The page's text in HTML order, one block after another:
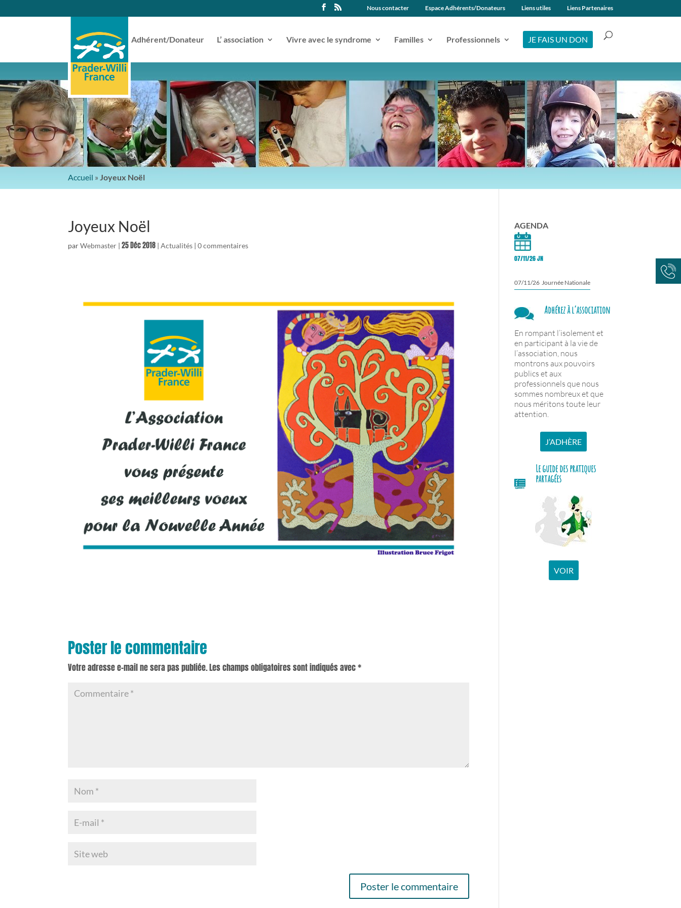
Nous contacter Espace Adhérents/Donateurs Liens utiles Liens Partenaires
Adhérent/Donateur L’ association Vivre avec le syndrome Familles Professionnels JE FAIS UN DON
Accueil » Joyeux Noël
Joyeux Noël
parWebmaster |25 Déc 2018 |Actualités |0 commentaires
Poster le commentaire
Votre adresse e-mail ne sera pas publiée.Les champs obligatoires sont indiqués avec*
AGENDA
07/11/26 JN
07/11/26 Journée Nationale
Adhérez à l’association
En rompant l’isolement et
en participant à la vie de
l’association, nous
montrons aux pouvoirs
publics et aux
professionnels que nous
sommes nombreux et que
nous méritons toute leur
attention.
J’ADHÈRE
Le guide des pratiques
partagées
VOIR